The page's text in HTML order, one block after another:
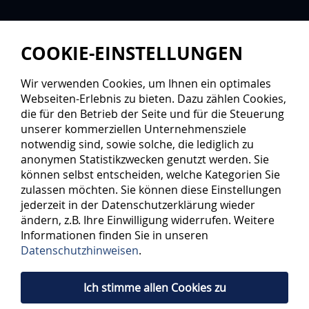
COOKIE-EINSTELLUNGEN
Wir verwenden Cookies, um Ihnen ein optimales
Webseiten-Erlebnis zu bieten. Dazu zählen Cookies,
die für den Betrieb der Seite und für die Steuerung
unserer kommerziellen Unternehmensziele
notwendig sind, sowie solche, die lediglich zu
anonymen Statistikzwecken genutzt werden. Sie
können selbst entscheiden, welche Kategorien Sie
zulassen möchten. Sie können diese Einstellungen
jederzeit in der Datenschutzerklärung wieder
ändern, z.B. Ihre Einwilligung widerrufen. Weitere
Informationen finden Sie in unseren
Datenschutzhinweisen.
Ich stimme allen Cookies zu